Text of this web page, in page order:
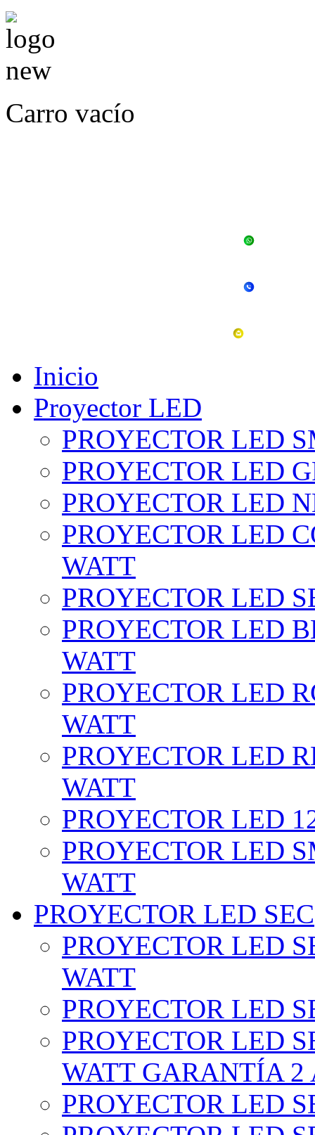
Carro vacío
Inicio
Proyector LED
PROYECTOR LED
PROYECTOR LED
PROYECTOR LED
PROYECTOR LED
WATT
PROYECTOR LED
PROYECTOR LED
WATT
PROYECTOR LED
WATT
PROYECTOR LED
WATT
PROYECTOR LED
PROYECTOR LED
WATT
PROYECTOR LED SEC
PROYECTOR LED
WATT
PROYECTOR LED
PROYECTOR LED
WATT GARANTÍA 2
PROYECTOR LED